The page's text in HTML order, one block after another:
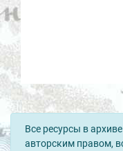
Все ресурсы в
авторским правом,